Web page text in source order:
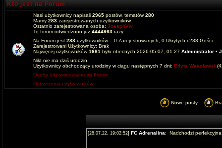
Kto jest na Forum
Nasi użytkownicy napisali 2965 postów, tematów280
Mamy 283 zarejestrowanych użytkowników
Ostatnio zarejestrowana osoba: JoesphVw
To forum odwiedzono już 4444963 razy
Na Forum jest 288 użytkowników :: 0 Zarejestrowanych, 0 Ukrytych i 288 Gości
Zarejestrowani Użytkownicy: Brak
Najwięcej użytkowników1681 było obecnych 2026-05-07, 01:27 Administrator •
Nikt nie ma dziś urodzin.
Użytkownicy obchodzący urodziny w ciągu następnych 7 dni: Edyta Wesolowsk
Osoby odpowiedzialne za Forum
Ostrzeżenia użytkowników
Nowe posty